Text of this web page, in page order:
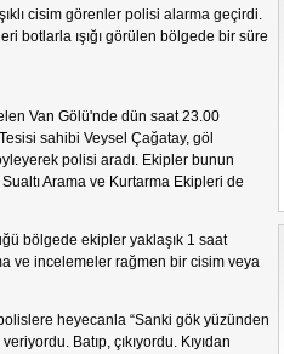
cisim görenler polisi alarma geçirdi.
botlarla ışığı görülen bölgede bir süre
Van Gölü'nde dün saat 23.00
sahibi Veysel Çağatay, göl
polisi aradı. Ekipler bunun
Arama ve Kurtarma Ekipleri de
bölgede ekipler yaklaşık 1 saat
ve incelemeler rağmen bir cisim veya
heyecanla “Sanki gök yüzünden
Batıp, çıkıyordu. Kıyıdan